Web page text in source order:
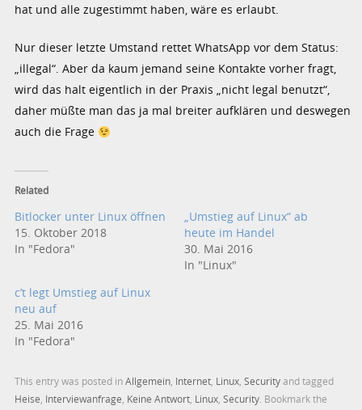
hat und alle zugestimmt haben, wäre es erlaubt.
Nur dieser letzte Umstand rettet WhatsApp vor dem Status:
„illegal“. Aber da kaum jemand seine Kontakte vorher fragt,
wird das halt eigentlich in der Praxis „nicht legal benutzt“,
daher müßte man das ja mal breiter aufklären und deswegen
auch die Frage
Related
Bitlocker unter Linux öffnen
15. Oktober 2018
In "Fedora"
„Umstieg auf Linux“ ab
heute im Handel
30. Mai 2016
In "Linux"
c’t legt Umstieg auf Linux
neu auf
25. Mai 2016
In "Fedora"
This entry was posted inAllgemein, Internet, Linux,Securityand tagged
Heise, Interviewanfrage, Keine Antwort, Linux,Security. Bookmark the